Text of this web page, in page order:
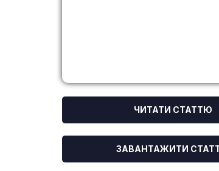
ЧИТАТИ СТАТТЮ
ЗАВАНТАЖИТИ